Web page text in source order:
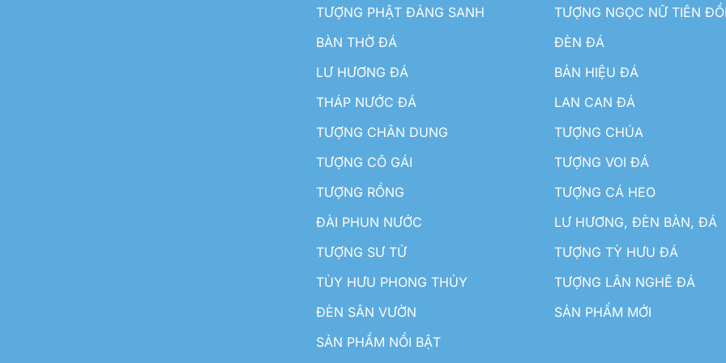
TƯỢNG PHẬT ĐẢNG SANH
TƯỢNG NGỌC NỮ TIÊN
BÀN THỜ ĐÁ
ĐÈN ĐÁ
LƯ HƯƠNG ĐÁ
BẢN HIỆU ĐÁ
THÁP NƯỚC ĐÁ
LAN CAN ĐÁ
TƯỢNG CHÂN DUNG
TƯỢNG CHÚA
TƯỢNG CÔ GÁI
TƯỢNG VOI ĐÁ
TƯỢNG RỒNG
TƯỢNG CÁ HEO
ĐÀI PHUN NƯỚC
LƯ HƯƠNG, ĐÈN BÀN, ĐÁ
TƯỢNG SƯ TỬ
TƯỢNG TỲ HƯU ĐÁ
TÙY HƯU PHONG THỦY
TƯỢNG LÂN NGHÊ ĐÁ
ĐÈN SÂN VƯỜN
SẢN PHẨM MỚI
SẢN PHẨM NỔI BẬT